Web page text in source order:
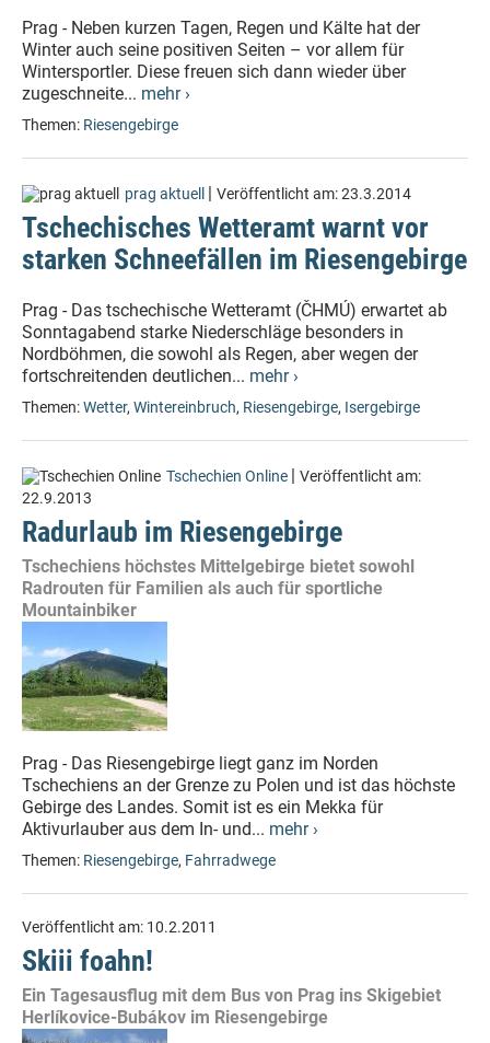
Prag - Neben kurzen Tagen, Regen und Kälte hat der
Winter auch seine positiven Seiten – vor allem für
Wintersportler. Diese freuen sich dann wieder über
zugeschneite... mehr ›
Themen: Riesengebirge
prag aktuell | Veröffentlicht am:23.3.2014
Tschechisches Wetteramt warnt vor
starken Schneefällen im Riesengebirge
Prag - Das tschechische Wetteramt (ČHMÚ) erwartet ab
Sonntagabend starke Niederschläge besonders in
Nordböhmen, die sowohl als Regen, aber wegen der
fortschreitenden deutlichen... mehr ›
Themen:Wetter, Wintereinbruch, Riesengebirge, Isergebirge
Tschechien Online | Veröffentlicht am:
22.9.2013
Radurlaub im Riesengebirge
Tschechiens höchstes Mittelgebirge bietet sowohl
Radrouten für Familien als auch für sportliche
Mountainbiker
Prag - Das Riesengebirge liegt ganz im Norden
Tschechiens an der Grenze zu Polen und ist das höchste
Gebirge des Landes. Somit ist es ein Mekka für
Aktivurlauber aus dem In- und... mehr ›
Themen: Riesengebirge, Fahrradwege
Veröffentlicht am: 10.2.2011
Skiii foahn!
Ein Tagesausflug mit dem Bus von Prag ins Skigebiet
Herlíkovice-Bubákov im Riesengebirge